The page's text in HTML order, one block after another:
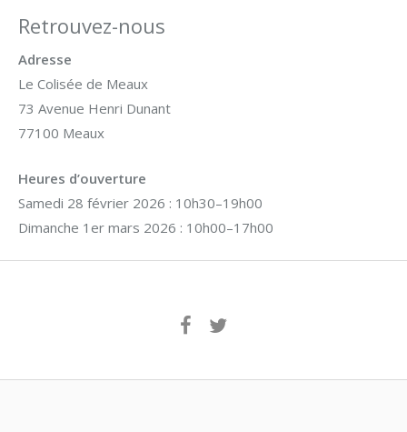
Retrouvez-nous
Adresse
Le Colisée de Meaux
73 Avenue Henri Dunant
77100 Meaux
Heures d’ouverture
Samedi 28 février 2026 : 10h30–19h00
Dimanche 1er mars 2026 : 10h00–17h00